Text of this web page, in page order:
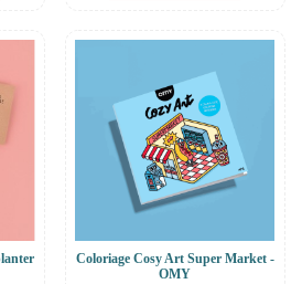
Coloriage Cosy Art Super Market -
OMY